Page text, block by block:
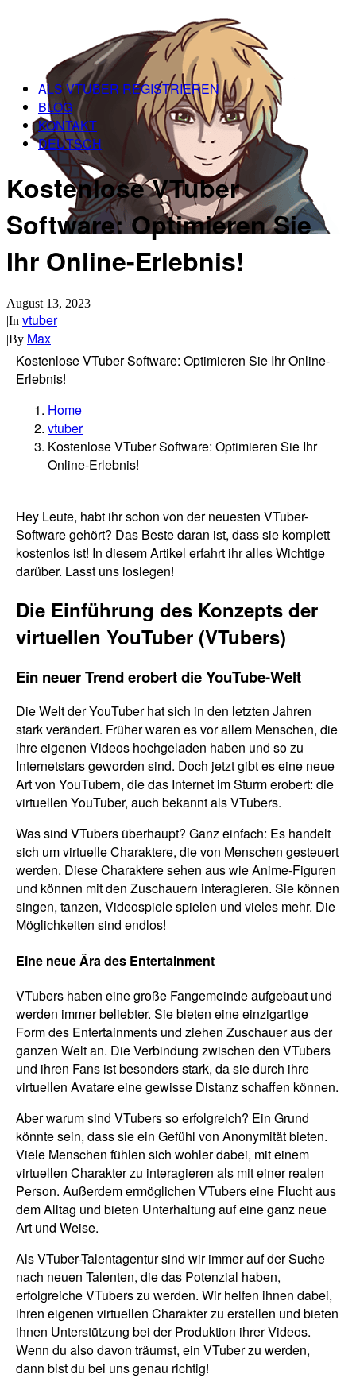
ALS VTUBER REGISTRIEREN
BLOG
KONTAKT
DEUTSCH
Kostenlose VTuber
Software: Optimieren Sie
Ihr Online-Erlebnis!
August 13, 2023
|In vtuber
|By Max
Kostenlose VTuber Software: Optimieren Sie Ihr Online-
Erlebnis!
Home
vtuber
Kostenlose VTuber Software: Optimieren Sie Ihr
Online-Erlebnis!
Hey Leute, habt ihr schon von der neuesten VTuber-
Software gehört? Das Beste daran ist, dass sie komplett
kostenlos ist! In diesem Artikel erfahrt ihr alles Wichtige
darüber. Lasst uns loslegen!
Die Einführung des Konzepts der
virtuellen YouTuber (VTubers)
Ein neuer Trend erobert die YouTube-Welt
Die Welt der YouTuber hat sich in den letzten Jahren
stark verändert. Früher waren es vor allem Menschen, die
ihre eigenen Videos hochgeladen haben und so zu
Internetstars geworden sind. Doch jetzt gibt es eine neue
Art von YouTubern, die das Internet im Sturm erobert: die
virtuellen YouTuber, auch bekannt als VTubers.
Was sind VTubers überhaupt? Ganz einfach: Es handelt
sich um virtuelle Charaktere, die von Menschen gesteuert
werden. Diese Charaktere sehen aus wie Anime-Figuren
und können mit den Zuschauern interagieren. Sie können
singen, tanzen, Videospiele spielen und vieles mehr. Die
Möglichkeiten sind endlos!
Eine neue Ära des Entertainment
VTubers haben eine große Fangemeinde aufgebaut und
werden immer beliebter. Sie bieten eine einzigartige
Form des Entertainments und ziehen Zuschauer aus der
ganzen Welt an. Die Verbindung zwischen den VTubers
und ihren Fans ist besonders stark, da sie durch ihre
virtuellen Avatare eine gewisse Distanz schaffen können.
Aber warum sind VTubers so erfolgreich? Ein Grund
könnte sein, dass sie ein Gefühl von Anonymität bieten.
Viele Menschen fühlen sich wohler dabei, mit einem
virtuellen Charakter zu interagieren als mit einer realen
Person. Außerdem ermöglichen VTubers eine Flucht aus
dem Alltag und bieten Unterhaltung auf eine ganz neue
Art und Weise.
Als VTuber-Talentagentur sind wir immer auf der Suche
nach neuen Talenten, die das Potenzial haben,
erfolgreiche VTubers zu werden. Wir helfen ihnen dabei,
ihren eigenen virtuellen Charakter zu erstellen und bieten
ihnen Unterstützung bei der Produktion ihrer Videos.
Wenn du also davon träumst, ein VTuber zu werden,
dann bist du bei uns genau richtig!